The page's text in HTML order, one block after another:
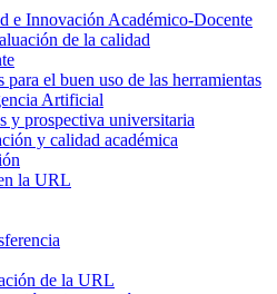
e Innovación Académico-Docente
de la calidad
para el buen uso de las herramientas
Artificial
y prospectiva universitaria
y calidad académica
la URL
de la URL